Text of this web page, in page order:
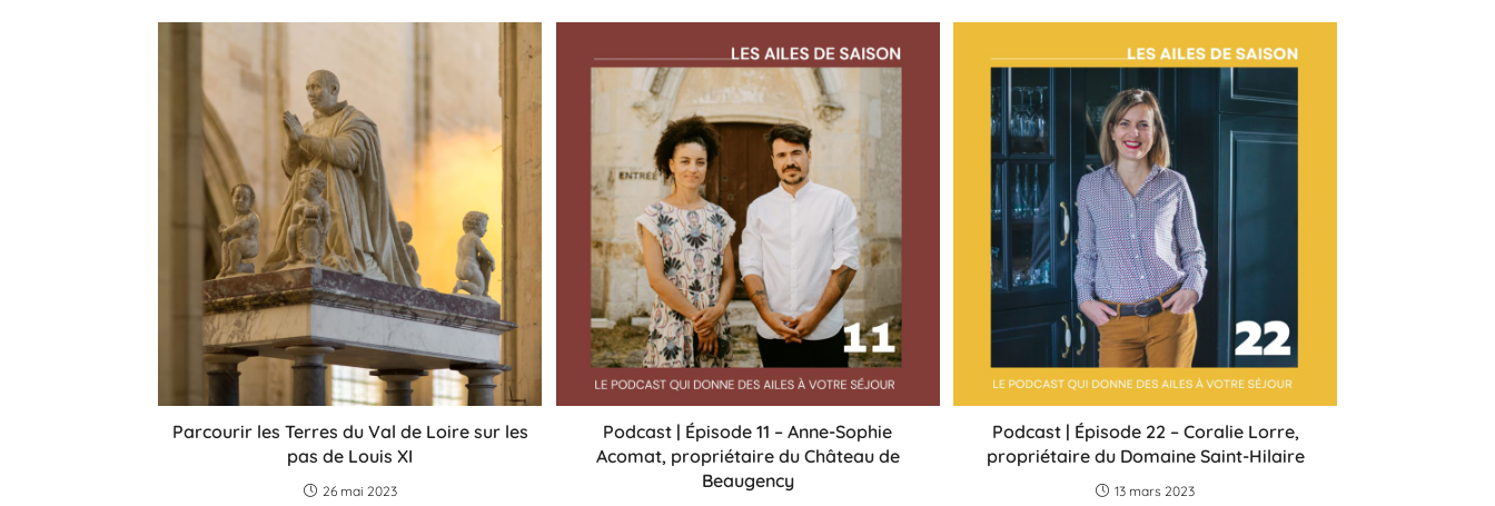
Parcourir les Terres du Val de Loire sur les
pas de Louis XI
26 mai 2023
Podcast | Épisode 11 – Anne-Sophie
Acomat, propriétaire du Château de
Beaugency
Podcast | Épisode 22 – Coralie Lorre,
propriétaire du Domaine Saint-Hilaire
13 mars 2023